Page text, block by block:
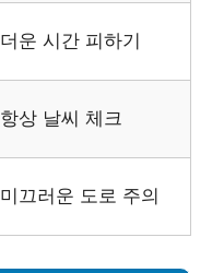
더운 시간 피하기
항상 날씨 체크
미끄러운 도로 주의